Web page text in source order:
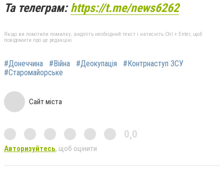
Та телеграм:https://t.me/news6262
Якщо ви помітили помилку, виділіть необхідний текст і натисніть Ctrl + Enter, щоб
повідомити про це редакцію
#Донеччина #Війна #Деокупація
#Контрнаступ ЗСУ
#Старомайорське
Сайт міста
0,0
Авторизуйтесь, щоб оцінити